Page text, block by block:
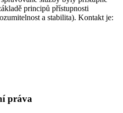
principů přístupnosti
a stabilita). Kontakt je:
práva